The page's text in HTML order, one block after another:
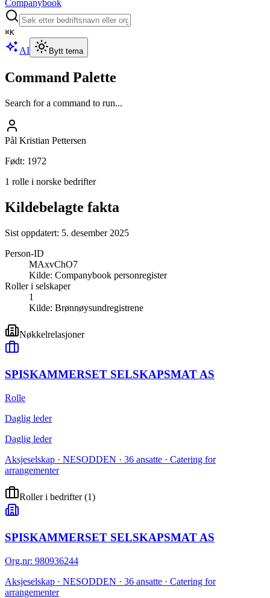
Companybook
⌘K
AI Bytt tema
Command Palette
Search for a command to run...
Pål Kristian Pettersen
Født: 1972
1 rolle i norske bedrifter
Kildebelagte fakta
Sist oppdatert: 5. desember 2025
Person-ID
MAxvChO7
Kilde: Companybook personregister
Roller i selskaper
1
Kilde: Brønnøysundregistrene
Nøkkelrelasjoner
SPISKAMMERSET SELSKAPSMAT AS
Rolle
Daglig leder
Daglig leder
Aksjeselskap · NESODDEN · 36 ansatte · Catering for
arrangementer
Roller i bedrifter(1)
SPISKAMMERSET SELSKAPSMAT AS
Org.nr: 980936244
Aksjeselskap · NESODDEN · 36 ansatte · Catering for
arrangementer